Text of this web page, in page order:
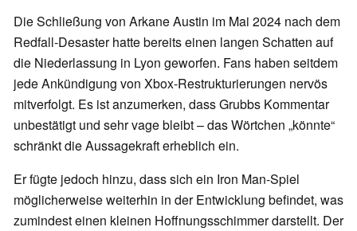
Die Schließung von Arkane Austin im Mai 2024 nach dem
Redfall-Desaster hatte bereits einen langen Schatten auf
die Niederlassung in Lyon geworfen. Fans haben seitdem
jede Ankündigung von Xbox-Restrukturierungen nervös
mitverfolgt. Es ist anzumerken, dass Grubbs Kommentar
unbestätigt und sehr vage bleibt – das Wörtchen „könnte“
schränkt die Aussagekraft erheblich ein.
Er fügte jedoch hinzu, dass sich ein Iron Man-Spiel
möglicherweise weiterhin in der Entwicklung befindet, was
zumindest einen kleinen Hoffnungsschimmer darstellt. Der